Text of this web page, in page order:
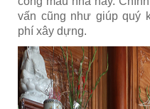
vấn cũng như giúp quý
phí xây dựng.